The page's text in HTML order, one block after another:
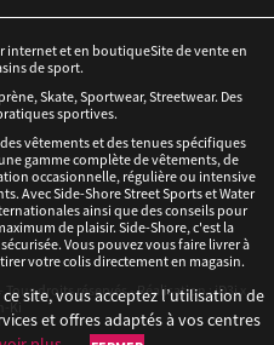
internet et en boutiqueSite de vente en
de sport.
Skate, Sportwear, Streetwear. Des
sportives.
vêtements et des tenues spécifiques
gamme complète de vêtements, de
occasionnelle, régulière ou intensive
Avec Side-Shore Street Sports et Water
ainsi que des conseils pour
de plaisir. Side-Shore, c'est la
Vous pouvez vous faire livrer à
votre colis directement en magasin.
Tous droits réservés - Réalisation :iD3ix
Kisite, vous acceptez l’utilisation de
et offres adaptés à vos centres